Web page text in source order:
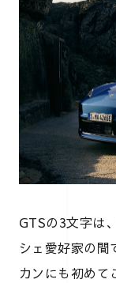
GTSの3文字は
シェ愛好家の間
カンにも初めて